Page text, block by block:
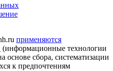
применяются
(информационные технологии
основе сбора, систематизации
к предпочтениям